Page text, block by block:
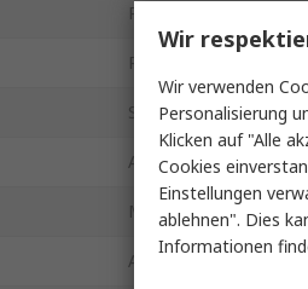
Polanzahl
Reihe
Serie
Auslöseempfindlichkeit
Montageart
AC-Nennspannung
Wir
Wir verwenden
Personalisierung
Klicken auf "Alle
Cookies
Einstellungen
ablehnen". Dies
Informationen